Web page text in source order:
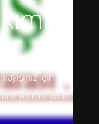
için teşekkür
you for your